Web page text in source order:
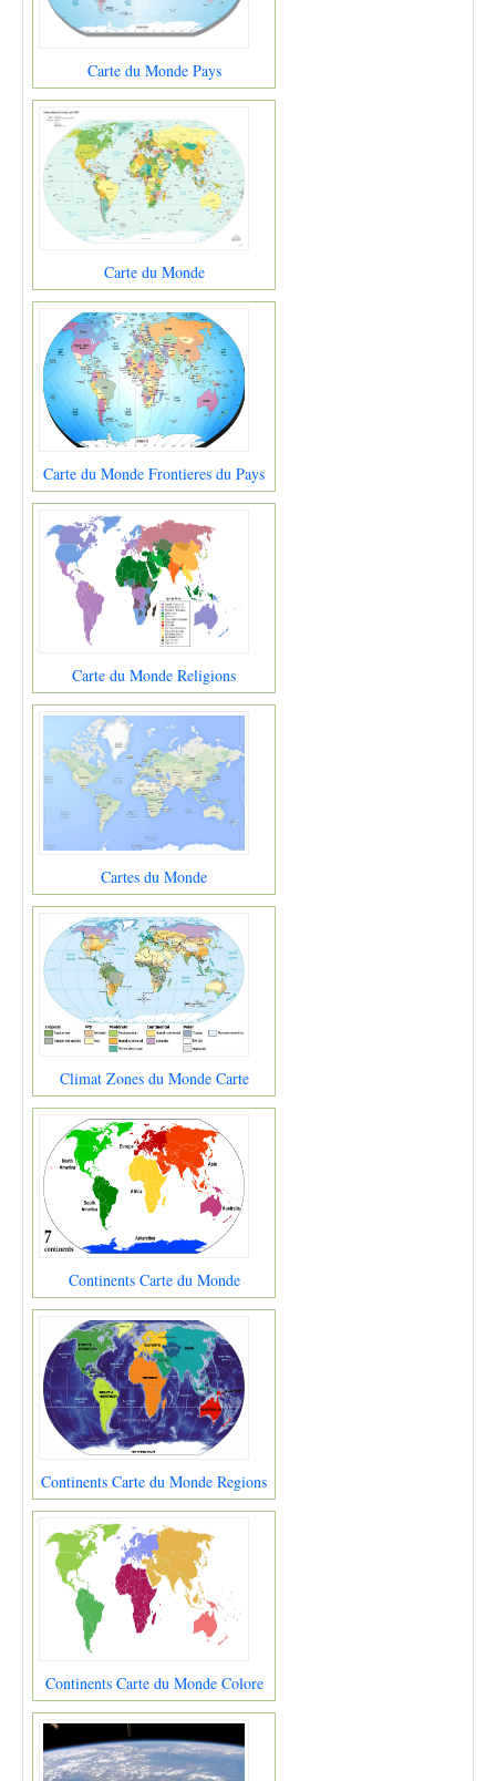
Carte du Monde Pays
Carte du Monde
Carte du Monde Frontieres du Pays
Carte du Monde Religions
Cartes du Monde
Climat Zones du Monde Carte
Continents Carte du Monde
Continents Carte du Monde Regions
Continents Carte du Monde Colore